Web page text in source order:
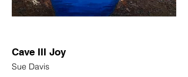
Cave III Joy
Sue Davis